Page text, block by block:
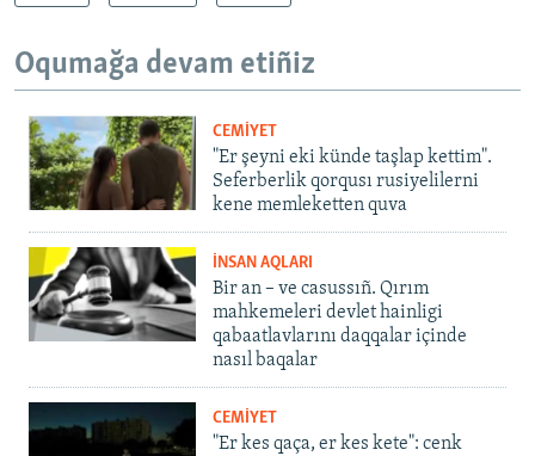
Oqumağa devam etiñiz
CEMİYET
"Er şeyni eki künde taşlap kettim".
Seferberlik qorqusı rusiyelilerni
kene memleketten quva
İNSAN AQLARI
Bir an – ve casussıñ. Qırım
mahkemeleri devlet hainligi
qabaatlavlarını daqqalar içinde
nasıl baqalar
CEMİYET
"Er kes qaça, er kes kete": cenk